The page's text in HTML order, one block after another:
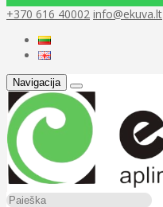
+370 616 40002 info@ekuva.lt
Navigacija